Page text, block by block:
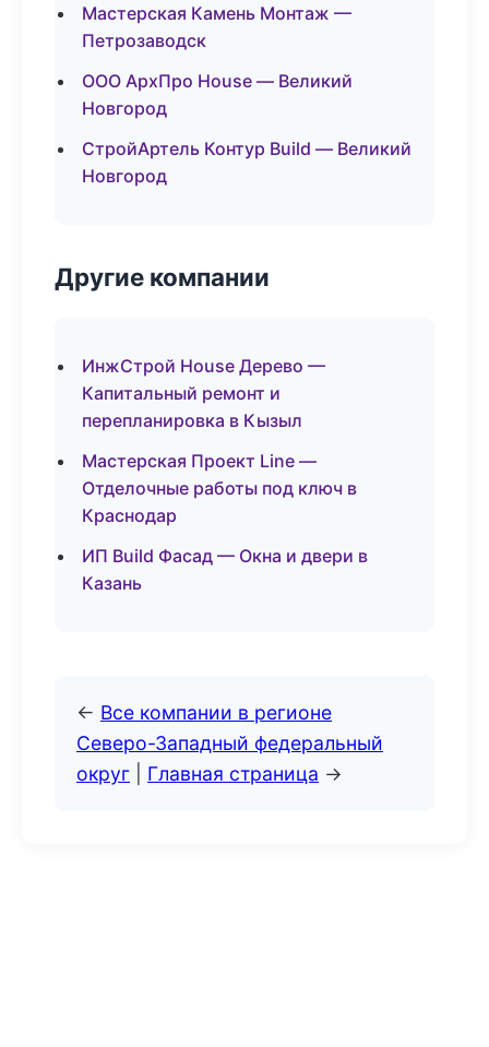
Мастерская Камень Монтаж —
Петрозаводск
ООО АрхПро House — Великий
Новгород
СтройАртель Контур Build — Великий
Новгород
Другие компании
ИнжСтрой House Дерево —
Капитальный ремонт и
перепланировка в Кызыл
Мастерская Проект Line —
Отделочные работы под ключ в
Краснодар
ИП Build Фасад — Окна и двери в
Казань
← Все компании в регионе
Северо-Западный федеральный
округ
Главная страница →